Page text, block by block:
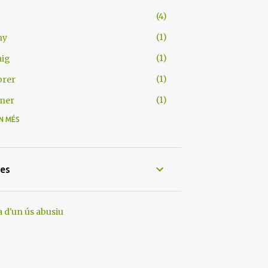
4
1
1
1
1
MÉS
ús abusiu